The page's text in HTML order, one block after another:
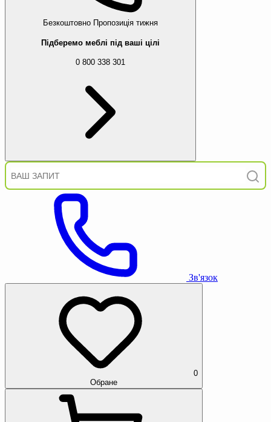
Безкоштовно Пропозиція тижня
Підберемо меблі під ваші цілі
0 800 338 301
Зв'язок
0
Обране